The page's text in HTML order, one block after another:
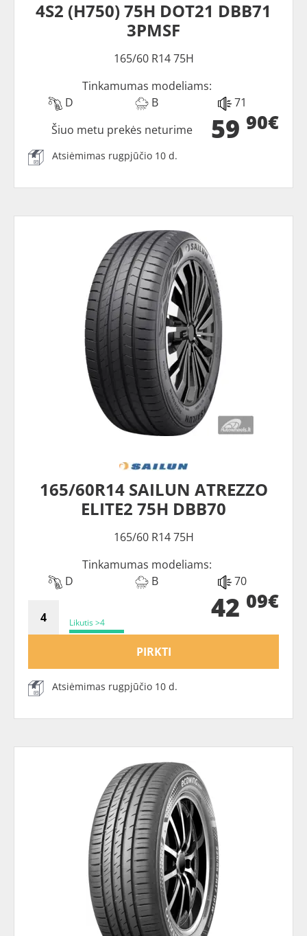
4S2 (H750) 75H DOT21 DBB71
3PMSF
165/60 R14 75H
Tinkamumas modeliams:
D
B 71
59 90€
Šiuo metu prekės neturime
Atsiėmimas rugpjūčio 10 d.
165/60R14 SAILUN ATREZZO
ELITE2 75H DBB70
165/60 R14 75H
Tinkamumas modeliams:
D
B 70
Likutis >4 42 09€
PIRKTI
Atsiėmimas rugpjūčio 10 d.